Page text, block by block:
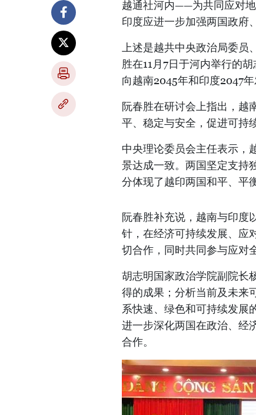
越通社河内——为共同应对
印度应进一步加强两国政府
上述是越共中央政治局委
胜在11月7日于河内举行的
向越南2045年和印度2047
阮春胜在研讨会上指出，越
平、稳定与安全，促进可持
中央理论委员会主任表示，
景达成一致。两国坚定支持
分体现了越印两国和平、平
阮春胜补充说，越南与印度
针，在经济可持续发展、应
切合作，同时共同参与应对
胡志明国家政治学院副院长
得的成果；分析当前及未来
系快速、绿色和可持续发展
进一步深化两国在政治、经
合作。